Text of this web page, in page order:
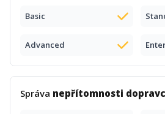
Basic
Advanced
Správa nepřítomnosti